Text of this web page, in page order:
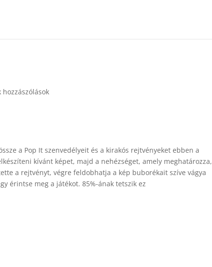
hozzászólások
a Pop It szenvedélyeit és a kirakós rejtvényeket ebben a
kívánt képet, majd a nehézséget, amely meghatározza,
a rejtvényt, végre feldobhatja a kép buborékait szíve vágya
érintse meg a játékot. 85%-ának tetszik ez